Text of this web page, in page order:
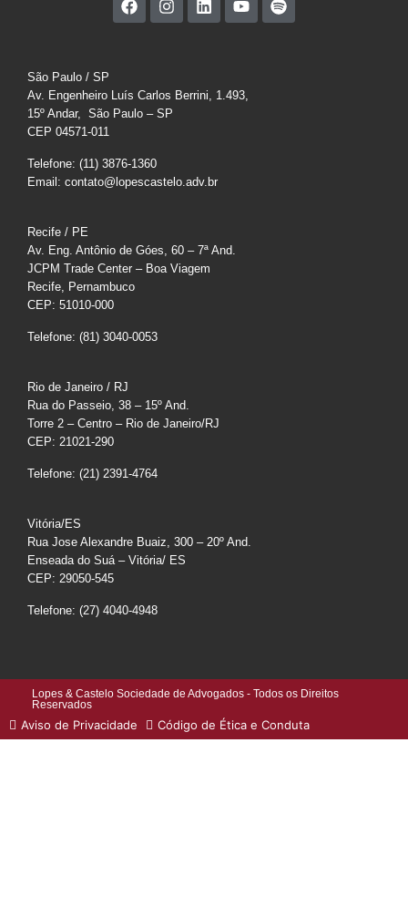
São Paulo / SP
Av. Engenheiro Luís Carlos Berrini, 1.493,
15º Andar, São Paulo – SP
CEP 04571-011
Telefone: (11) 3876-1360
Email: contato@lopescastelo.adv.br
Recife / PE
Av. Eng. Antônio de Góes, 60 – 7ª And.
JCPM Trade Center – Boa Viagem
Recife, Pernambuco
CEP: 51010-000
Telefone: (81) 3040-0053
Rio de Janeiro / RJ
Rua do Passeio, 38 – 15º And.
Torre 2 – Centro – Rio de Janeiro/RJ
CEP: 21021-290
Telefone: (21) 2391-4764
Vitória/ES
Rua Jose Alexandre Buaiz, 300 – 20º And.
Enseada do Suá – Vitória/ ES
CEP: 29050-545
Telefone: (27) 4040-4948
Lopes & Castelo Sociedade de Advogados - Todos os Direitos
Reservados
Aviso de Privacidade Código de Ética e Conduta